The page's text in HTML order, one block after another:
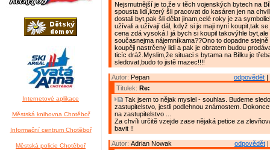
Internetové aplikace
Městská knihovna Chotěboř
Informační centrum Chotěboř
Městská policie Chotěboř
Nejsmutnější je to,že v těch vojenských bytech na
spousta lidí,který šli pracovat do kasáren jen na
dostali byt,pak šli dělat jinam,celé roky je za
užívali a užívají dál, když si je maji nyní koupit,tak se
cena zdá vysoká.I já bych si koupil takovýhle byt,ale
současnejma nájemníkama??Ono to dopadne
koupěji nastrčený lidi a pak je obratem budou
ticíc dráž.Myslim,že situaci s bytama na Bílku je
sledovat,budo to jistě mazec!!!!
odpovědět |
Autor: Pepan
Titulek: Re:
Tak jsem to nějak myslel - souhlas. Budeme
zastupitelstvo, jestli podlehnou známostem.
na zastupitelstvo ...
Za chvíli určitě vzejde zase nějaká petice za
bavit !!
odpovědět
Autor: Adrian Nowak